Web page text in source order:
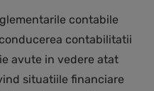
contabile
contabilitatii
avute in vedere atat
situatiile financiare